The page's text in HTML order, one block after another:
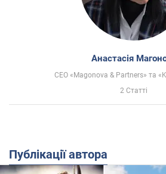
Анастасія
СЕО «Magonova & Partners» та
2 Статті
Публікації автора